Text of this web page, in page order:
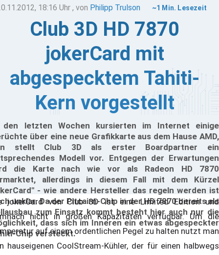
18:16 Uhr , von Philipp Trulson ~1 Min. Lesezeit
Club 3D HD 7870
jokerCard mit
abgespecktem Tahiti-
Kern vorgestellt
letzten Wochen kursierten im Internet einige
über eine neue Grafikkarte aus dem Hause AMD,
stellt Club 3D als erster Boardpartner ein
Modell vor. Entgegen der Erwartungen
die Karte nach wie vor als Radeon HD 7870
allerdings in diesem Fall mit dem Kürzel
- wie andere Hersteller das regeln werden ist
unklar. Da der Pitcairn-Chip in der HD 7870 bereits als
zum Einsatz kommt besteht hier auch nur die
dass sich im Inneren ein etwas abgespeckter
Chip versteckt.
jokerCard von Club 3D ist eine Limited Edition und
nicht in großen Kapazitäten verfügbar. Um die
auf einem ordentlichen Pegel zu halten nutzt man
hauseigenen CoolStream-Kühler, der für einen halbwegs